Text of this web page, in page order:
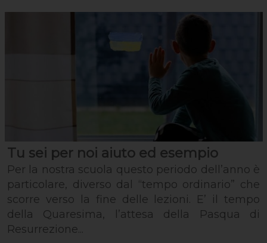
Tu sei per noi aiuto ed esempio
Per la nostra scuola questo periodo dell’anno è
particolare, diverso dal “tempo ordinario” che
scorre verso la fine delle lezioni. E’ il tempo
della Quaresima, l’attesa della Pasqua di
Resurrezione...